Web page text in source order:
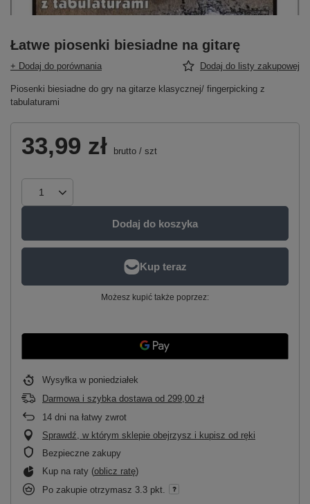
Łatwe piosenki biesiadne na gitarę
+ Dodaj do porównania Dodaj do listy zakupowej
Piosenki biesiadne do gry na gitarze klasycznej/ fingerpicking z
tabulaturami
33,99 zł brutto / szt
Dodaj do koszyka
Możesz kupić także poprzez:
Wysyłka w poniedziałek
Darmowa i szybka dostawa od 299,00 zł
14 dni na łatwy zwrot
Sprawdź, w którym sklepie obejrzysz i kupisz od ręki
Bezpieczne zakupy
Kup na raty (oblicz ratę)
Po zakupie otrzymasz 3.3 pkt.